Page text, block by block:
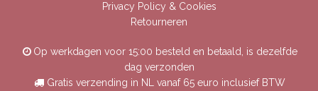
Privacy Policy & Cookies
Retourneren
Op werkdagen voor 15:00 besteld en betaald, is dezelfde
dag verzonden
Gratis verzending in NL vanaf 65 euro inclusief BTW